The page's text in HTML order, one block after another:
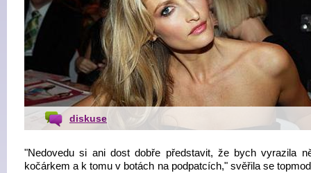
diskuse
"Nedovedu si ani dost dobře představit, že bych vyrazila
kočárkem a k tomu v botách na podpatcích," svěřila se